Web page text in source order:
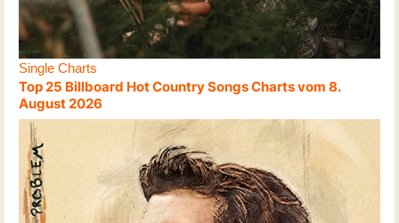
Single Charts
Top 25 Billboard Hot Country Songs Charts vom 8.
August 2026